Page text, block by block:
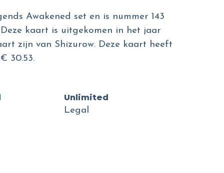
Awakened set en is nummer 143
kaart is uitgekomen in het jaar
zijn van Shizurow. Deze kaart heeft
30.53.
Unlimited
Legal